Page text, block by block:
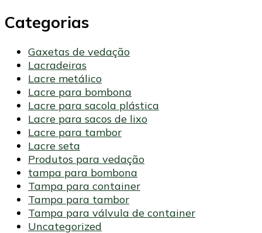
Categorias
Gaxetas de vedação
Lacradeiras
Lacre metálico
Lacre para bombona
Lacre para sacola plástica
Lacre para sacos de lixo
Lacre para tambor
Lacre seta
Produtos para vedação
tampa para bombona
Tampa para container
Tampa para tambor
Tampa para válvula de container
Uncategorized